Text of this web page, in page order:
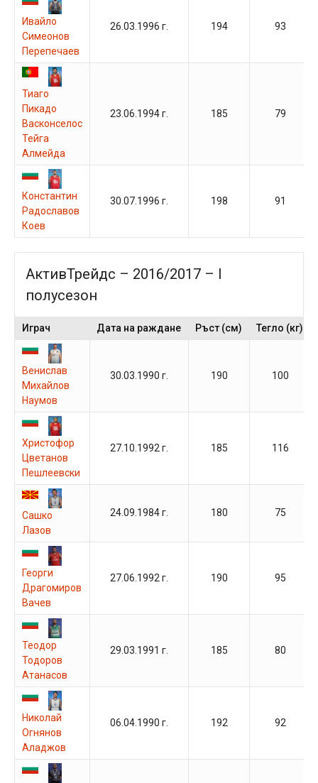
Ивайло
Симеонов
Перепечаев
26.03.1996 г. 194 93
Тиаго
Пикадо
Васконселос
Тейга
Алмейда
23.06.1994 г. 185 79
Константин
Радославов
Коев
30.07.1996 г. 198 91
АктивТрейдс – 2016/2017 – I
полусезон
Играч Дата на раждане Ръст (см) Тегло (кг)
Венислав
Михайлов
Наумов
30.03.1990 г. 190 100
Христофор
Цветанов
Пешлеевски
27.10.1992 г. 185 116
Сашко
Лазов
24.09.1984 г. 180 75
Георги
Драгомиров
Вачев
27.06.1992 г. 190 95
Теодор
Тодоров
Атанасов
29.03.1991 г. 185 80
Николай
Огнянов
Аладжов
06.04.1990 г. 192 92